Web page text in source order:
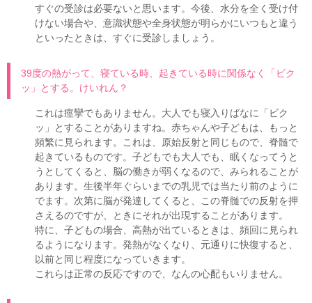
すぐの受診は必要ないと思います。今後、水分を全く受け付
けない場合や、意識状態や全身状態が明らかにいつもと違う
といったときは、すぐに受診しましょう。
39度の熱がって、寝ている時、起きている時に関係なく「ビク
ッ」とする。けいれん？
これは痙攣でもありません。大人でも寝入りばなに「ビク
ッ」とすることがありますね。赤ちゃんや子どもは、もっと
頻繁に見られます。これは、原始反射と同じもので、脊髄で
起きているものです。子どもでも大人でも、眠くなってうと
うとしてくると、脳の働きが弱くなるので、みられることが
あります。生後半年ぐらいまでの乳児では当たり前のように
でます。次第に脳が発達してくると、この脊髄での反射を押
さえるのですが、ときにそれが出現することがあります。
特に、子どもの場合、高熱が出ているときは、頻回に見られ
るようになります。発熱がなくなり、元通りに快復すると、
以前と同じ程度になっていきます。
これらは正常の反応ですので、なんの心配もいりません。